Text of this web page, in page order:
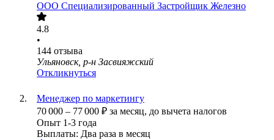
ООО Специализированный Застройщик Железно
4.8
•
144 отзыва
Ульяновск, р-н Засвияжский
Откликнуться
Менеджер по маркетингу
70 000 – 77 000 ₽ за месяц, до вычета налогов
Опыт 1-3 года
Выплаты: Два раза в месяц